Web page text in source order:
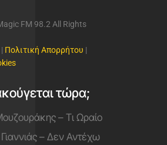
FM 98.2 All Rights
| Πολιτική Απορρήτου |
τώρα;
– Τι Ωραίο
Γιαννιάς – Δεν Αντέχω